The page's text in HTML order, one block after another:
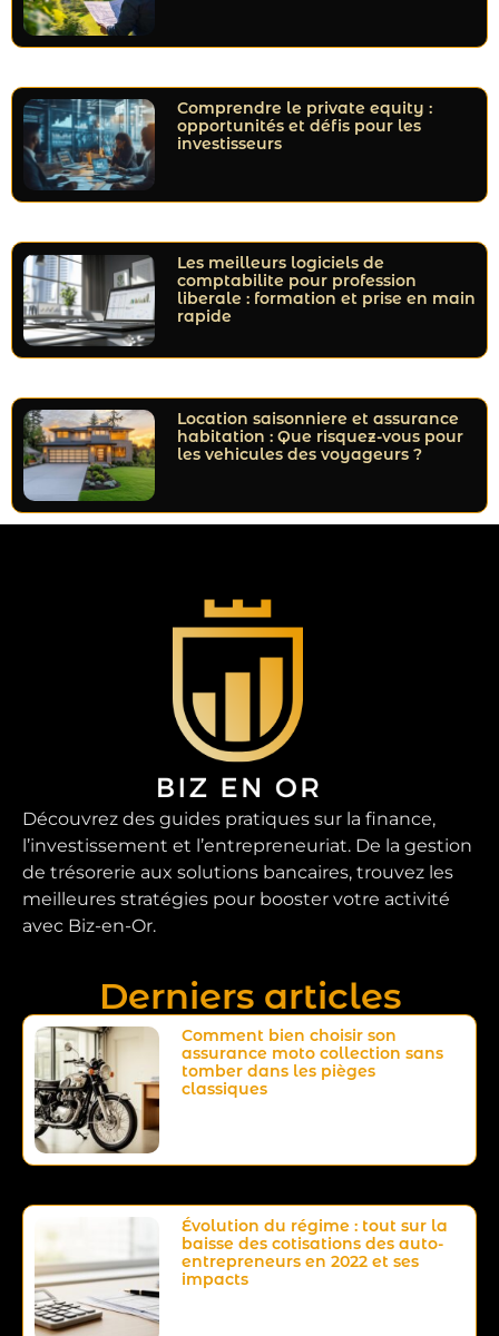
Comprendre le private equity :
opportunités et défis pour les
investisseurs
Les meilleurs logiciels de
comptabilite pour profession
liberale : formation et prise en main
rapide
Location saisonniere et assurance
habitation : Que risquez-vous pour
les vehicules des voyageurs ?
Découvrez des guides pratiques sur la finance,
l’investissement et l’entrepreneuriat. De la gestion
de trésorerie aux solutions bancaires, trouvez les
meilleures stratégies pour booster votre activité
avec Biz-en-Or.
Derniers articles
Comment bien choisir son
assurance moto collection sans
tomber dans les pièges
classiques
Évolution du régime : tout sur la
baisse des cotisations des auto-
entrepreneurs en 2022 et ses
impacts